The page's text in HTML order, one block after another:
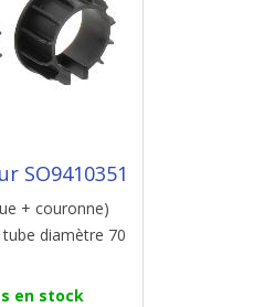
SO9410351
+ couronne)
diamètre 70
en stock